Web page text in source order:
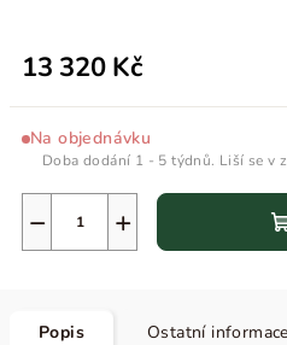
13 320 Kč
Na objednávku
Doba dodání 1 - 5 týdnů. Liší se v
+
−
Popis Ostatní informace